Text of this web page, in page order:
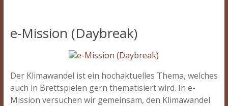
e-Mission (Daybreak)
Der Klimawandel ist ein hochaktuelles Thema, welches
auch in Brettspielen gern thematisiert wird. In e-
Mission versuchen wir gemeinsam, den Klimawandel